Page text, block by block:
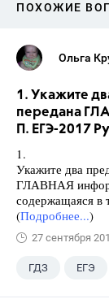
ПОХОЖИЕ
Ольга
1. Укажите
передана
П. ЕГЭ-2017
1.
Укажите два
ГЛАВНАЯ
содержащаяся в
(Подробнее...)
27 сентября
ГДЗ ЕГЭ